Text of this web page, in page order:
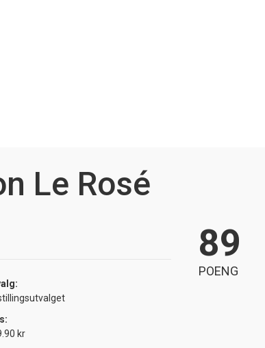
Le Rosé
kr
89
POENG